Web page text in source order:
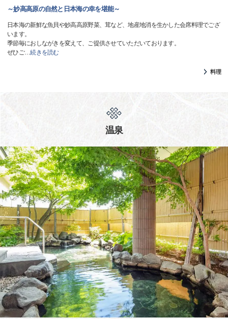
～妙高高原の自然と日本海の幸を堪能～
日本海の新鮮な魚貝や妙高高原野菜、茸など、地産地消を生かした会席料理でござ
います。
季節毎におしながきを変えて、ご提供させていただいております。
ぜひご…続きを読む
料理
温泉